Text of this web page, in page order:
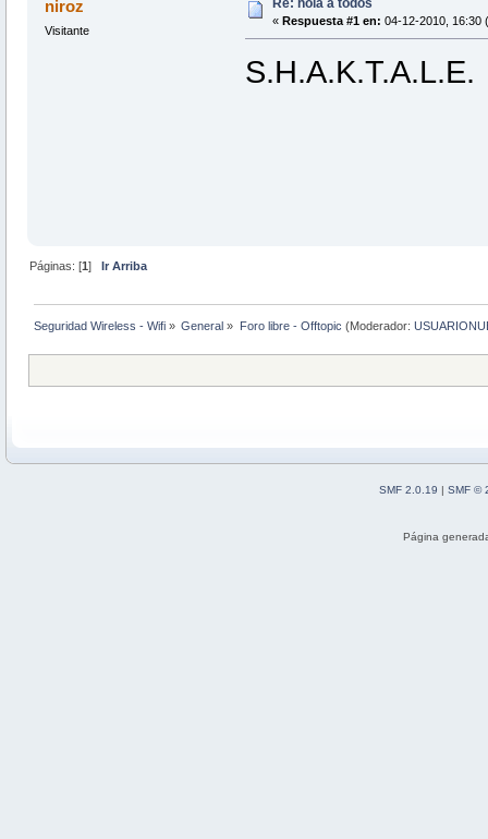
niroz
Visitante
Re: hola a todos
« Respuesta #1 en: 04-12-2010, 16:30
S.H.A.K.T.A.L.E.
Páginas: [1] Ir Arriba
Seguridad Wireless - Wifi » General » Foro libre - Offtopic (Moderador:
SMF 2.0.19 | SMF ©
Página